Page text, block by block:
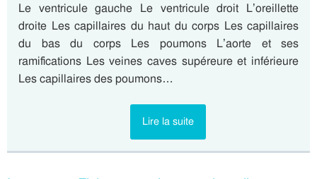
Le ventricule gauche Le ventricule droit L’oreillette
droite Les capillaires du haut du corps Les capillaires
du bas du corps Les poumons L’aorte et ses
ramifications Les veines caves supéreure et inférieure
Les capillaires des poumons…
Lire la suite